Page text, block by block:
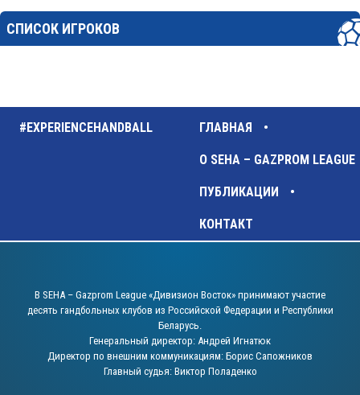
СПИСОК ИГРОКОВ
#EXPERIENCEHANDBALL ГЛАВНАЯ
О SEHA – GAZPROM LEAGUE
ПУБЛИКАЦИИ
КОНТАКТ
В SEHA – Gazprom League «Дивизион Восток» принимают участие
десять гандбольных клубов из Российской Федерации и Республики
Беларусь.
Генеральный директор: Андрей Игнатюк
Директор по внешним коммуникациям: Борис Сапожников
Главный судья: Виктор Поладенко